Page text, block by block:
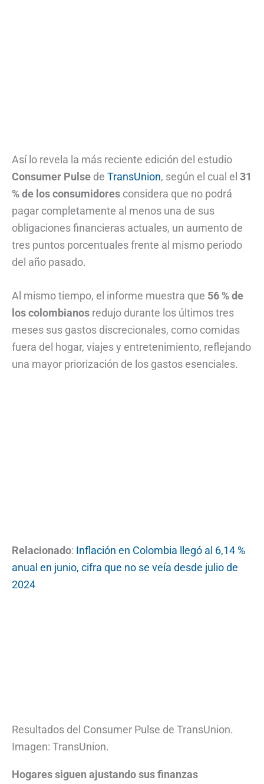
Así lo revela la más reciente edición del estudio
Consumer Pulse de TransUnion, según el cual el 31
% de los consumidores considera que no podrá
pagar completamente al menos una de sus
obligaciones financieras actuales, un aumento de
tres puntos porcentuales frente al mismo periodo
del año pasado.
Al mismo tiempo, el informe muestra que 56 % de
los colombianos redujo durante los últimos tres
meses sus gastos discrecionales, como comidas
fuera del hogar, viajes y entretenimiento, reflejando
una mayor priorización de los gastos esenciales.
Relacionado: Inflación en Colombia llegó al 6,14 %
anual en junio, cifra que no se veía desde julio de
2024
Resultados del Consumer Pulse de TransUnion.
Imagen: TransUnion.
Hogares siguen ajustando sus finanzas